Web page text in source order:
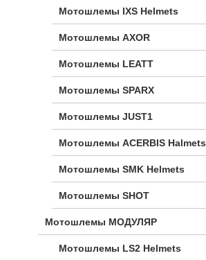
Мотошлемы IXS Helmets
Мотошлемы AXOR
Мотошлемы LEATT
Мотошлемы SPARX
Мотошлемы JUST1
Мотошлемы ACERBIS Halmets
Мотошлемы SMK Helmets
Мотошлемы SHOT
Мотошлемы МОДУЛЯР
Мотошлемы LS2 Helmets